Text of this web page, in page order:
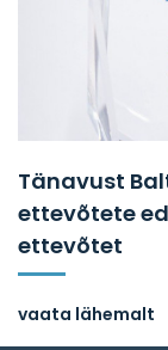
Tänavust
ettevõtete
ettevõtet
vaata lähemalt